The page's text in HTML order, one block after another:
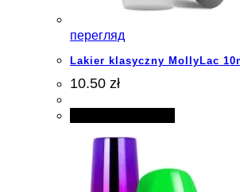
перегляд
Lakier klasyczny MollyLac
10.50 zł